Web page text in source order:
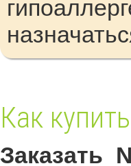
Как
Заказать